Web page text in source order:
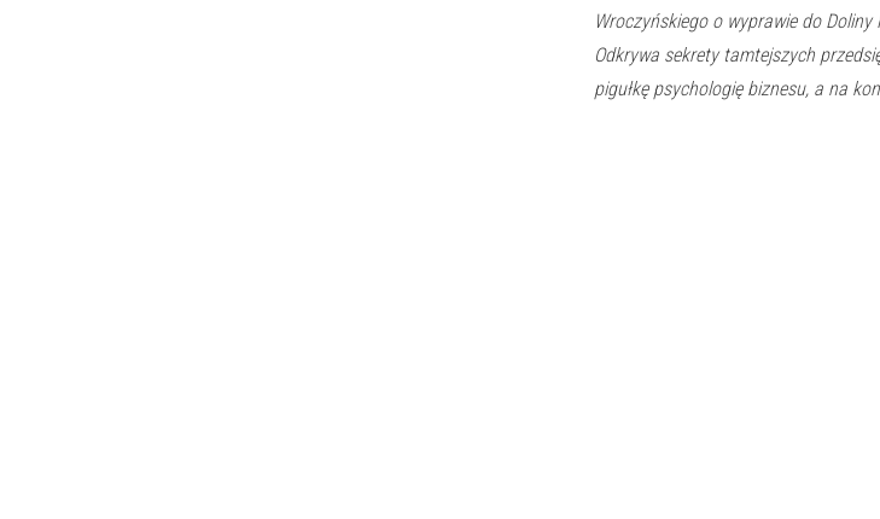
Wroczyńskiego o wyprawie do Doliny
Odkrywa sekrety tamtejszych
pigułkę psychologię biznesu, a na